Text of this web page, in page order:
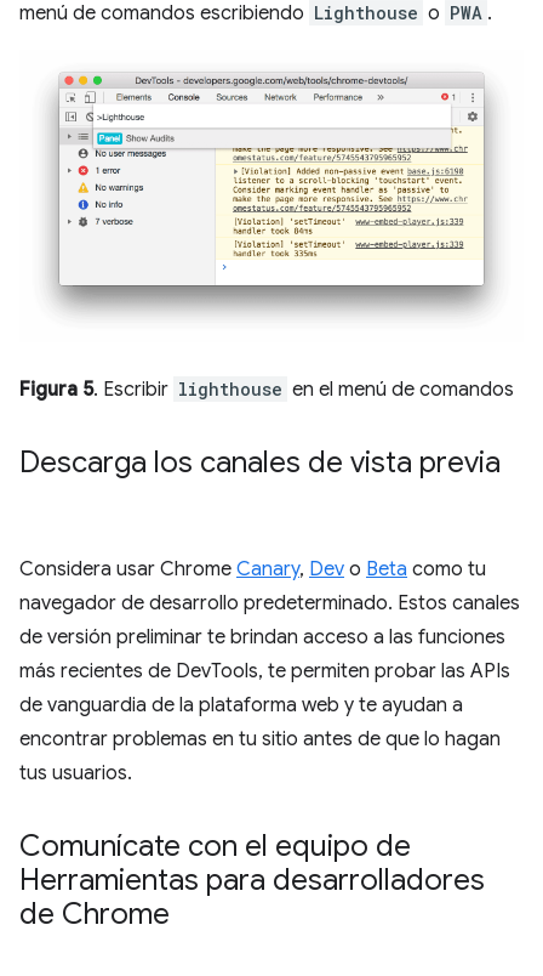
menú de comandos escribiendo Lighthouse o PWA .
Figura 5. Escribir lighthouse en el menú de comandos
Descarga los canales de vista previa
Considera usar Chrome Canary, Dev o Beta como tu
navegador de desarrollo predeterminado. Estos canales
de versión preliminar te brindan acceso a las funciones
más recientes de DevTools, te permiten probar las APIs
de vanguardia de la plataforma web y te ayudan a
encontrar problemas en tu sitio antes de que lo hagan
tus usuarios.
Comunícate con el equipo de
Herramientas para desarrolladores
de Chrome